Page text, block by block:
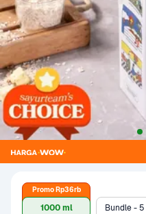
1000 ml
Promo Rp36rb